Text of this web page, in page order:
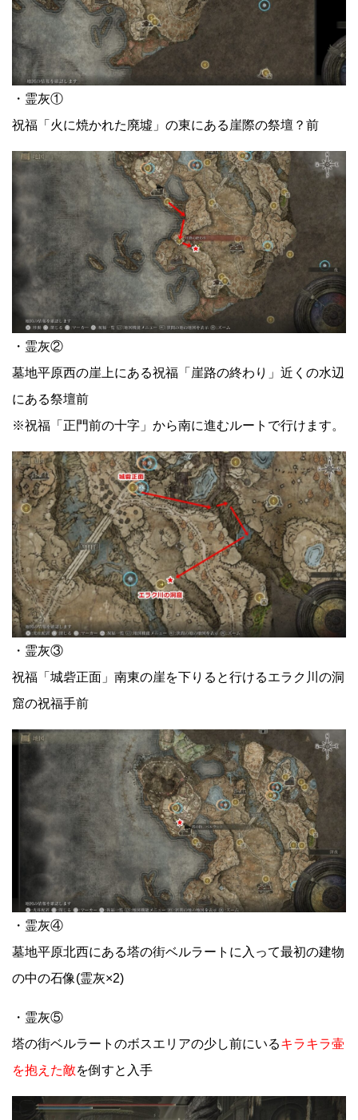
・霊灰①
祝福「火に焼かれた廃墟」の東にある崖際の祭壇？前
・霊灰②
墓地平原西の崖上にある祝福「崖路の終わり」近くの水辺
にある祭壇前
※祝福「正門前の十字」から南に進むルートで行けます。
・霊灰③
祝福「城砦正面」南東の崖を下りると行けるエラク川の洞
窟の祝福手前
・霊灰④
墓地平原北西にある塔の街ベルラートに入って最初の建物
の中の石像(霊灰×2)
・霊灰⑤
塔の街ベルラートのボスエリアの少し前にいるキラキラ壷
を抱えた敵を倒すと入手